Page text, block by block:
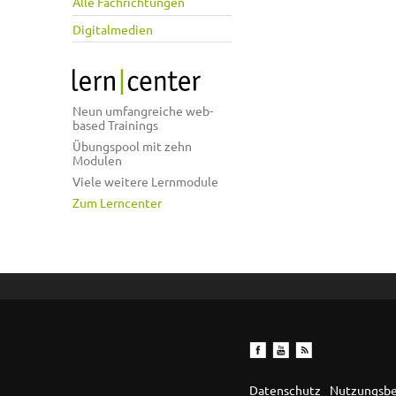
Digitalmedien
Neun umfangreiche web-
based Trainings
Übungspool mit zehn
Modulen
Viele weitere Lernmodule
Zum Lerncenter
Datenschutz